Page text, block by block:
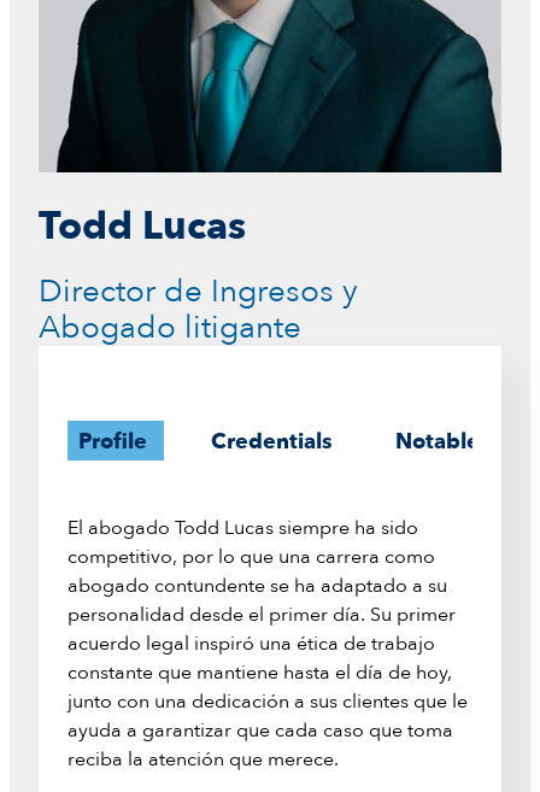
Todd Lucas
Director de Ingresos y
Abogado litigante
Profile Credentials Notable
El abogado Todd Lucas siempre ha sido
competitivo, por lo que una carrera como
abogado contundente se ha adaptado a su
personalidad desde el primer día. Su primer
acuerdo legal inspiró una ética de trabajo
constante que mantiene hasta el día de hoy,
junto con una dedicación a sus clientes que le
ayuda a garantizar que cada caso que toma
reciba la atención que merece.